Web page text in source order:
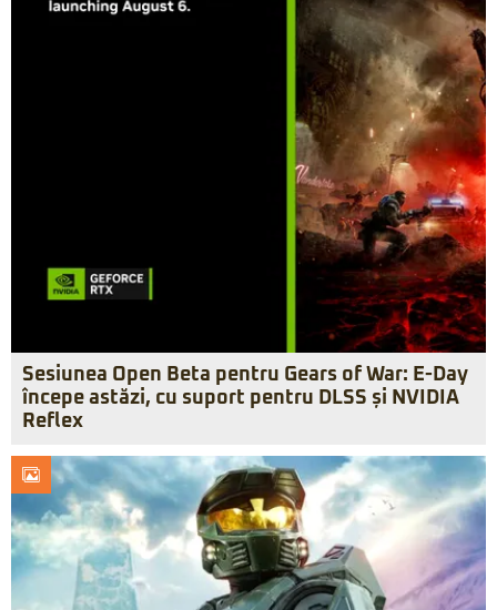
Sesiunea Open Beta pentru Gears of War: E-Day
începe astăzi, cu suport pentru DLSS și NVIDIA
Reflex